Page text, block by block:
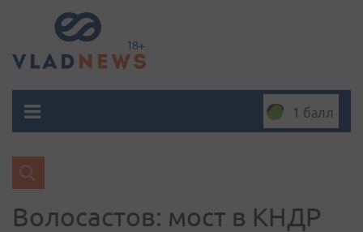
1 балл
Волосастов: мост в КНДР